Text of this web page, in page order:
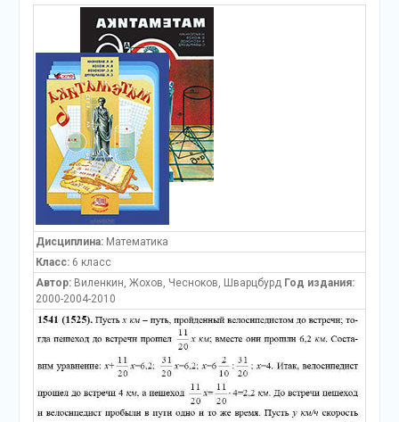
Дисциплина:Математика
Класс:6 класс
Автор:Виленкин, Жохов, Чесноков, Шварцбурд Год издания:
2000-2004-2010